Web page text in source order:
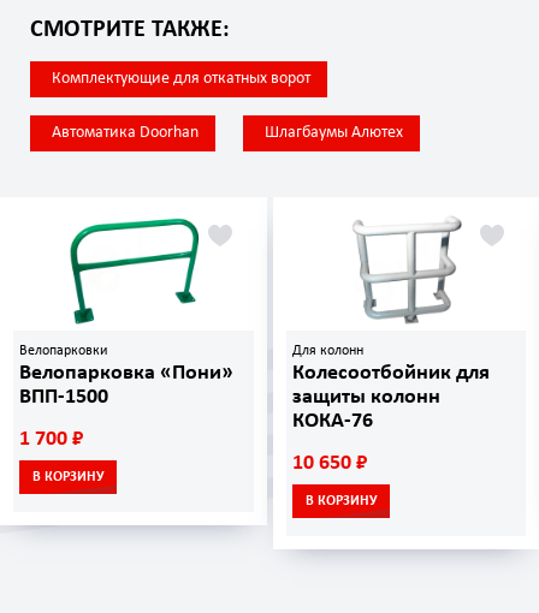
СМОТРИТЕ ТАКЖЕ:
Комплектующие для откатных ворот
Автоматика Doorhan Шлагбаумы Алютех
Велопарковки
Велопарковка «Пони»
ВПП-1500
1 700 ₽
В КОРЗИНУ
Для колонн
Колесоотбойник для
защиты колонн
КОКА-76
10 650 ₽
В КОРЗИНУ